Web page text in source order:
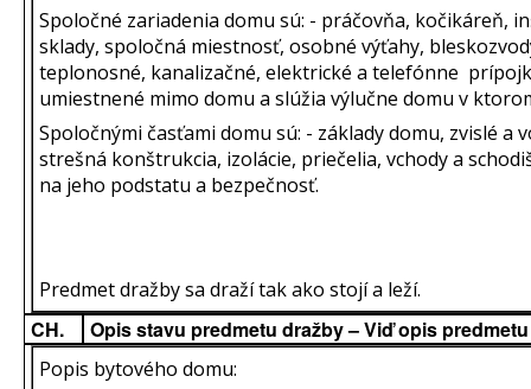
Spoločné zariadenia domu sú: - práčovňa, kočikáreň,
sklady, spoločná miestnosť, osobné výťahy,
teplonosné, kanalizačné, elektrické a telefónne
umiestnené mimo domu a slúžia výlučne domu v
Spoločnými časťami domu sú: - základy domu, zvislé a
strešná konštrukcia, izolácie, priečelia, vchody a
na jeho podstatu a bezpečnosť.
Predmet dražby sa draží tak ako stojí a leží.
CH. Opis stavu predmetu dražby – Viď opis
Popis bytového domu: